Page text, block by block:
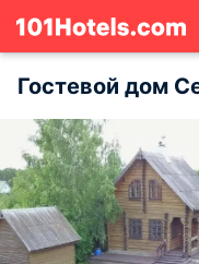
Гостевой дом